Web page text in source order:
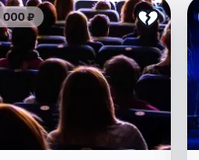
000 ₽